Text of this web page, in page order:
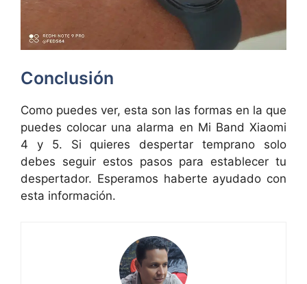
Conclusión
Como puedes ver, esta son las formas en la que
puedes colocar una alarma en Mi Band Xiaomi
4 y 5. Si quieres despertar temprano solo
debes seguir estos pasos para establecer tu
despertador. Esperamos haberte ayudado con
esta información.